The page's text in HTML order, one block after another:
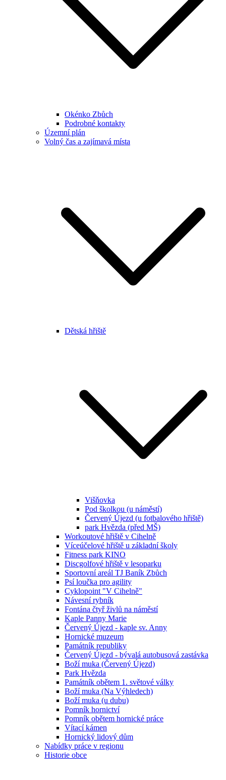
Okénko Zbůch
Podrobné kontakty
Územní plán
Volný čas a zajímavá místa
Dětská hřiště
Višňovka
Pod školkou (u náměstí)
Červený Újezd (u fotbalového hřiště)
park Hvězda (před MŠ)
Workoutové hřiště v Cihelně
Víceúčelové hřiště u základní školy
Fitness park KINO
Discgolfové hřiště v lesoparku
Sportovní areál TJ Baník Zbůch
Psí loučka pro agility
Cyklopoint "V Cihelně"
Návesní rybník
Fontána čtyř živlů na náměstí
Kaple Panny Marie
Červený Újezd - kaple sv. Anny
Hornické muzeum
Památník republiky
Červený Újezd - bývalá autobusová zastávka
Boží muka (Červený Újezd)
Park Hvězda
Památník obětem 1. světové války
Boží muka (Na Výhledech)
Boží muka (u dubu)
Pomník hornictví
Pomník obětem hornické práce
Vítací kámen
Hornický lidový dům
Nabídky práce v regionu
Historie obce